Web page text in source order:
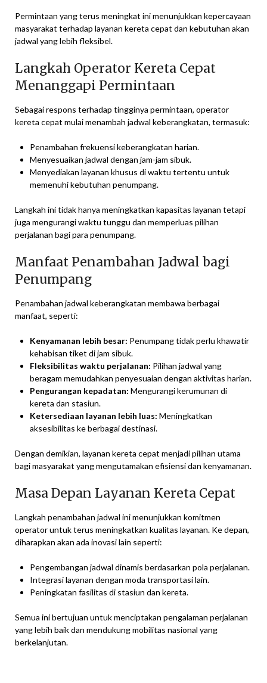
Permintaan yang terus meningkat ini menunjukkan kepercayaan
masyarakat terhadap layanan kereta cepat dan kebutuhan akan
jadwal yang lebih fleksibel.
Langkah Operator Kereta Cepat
Menanggapi Permintaan
Sebagai respons terhadap tingginya permintaan, operator
kereta cepat mulai menambah jadwal keberangkatan, termasuk:
Penambahan frekuensi keberangkatan harian.
Menyesuaikan jadwal dengan jam-jam sibuk.
Menyediakan layanan khusus di waktu tertentu untuk
memenuhi kebutuhan penumpang.
Langkah ini tidak hanya meningkatkan kapasitas layanan tetapi
juga mengurangi waktu tunggu dan memperluas pilihan
perjalanan bagi para penumpang.
Manfaat Penambahan Jadwal bagi
Penumpang
Penambahan jadwal keberangkatan membawa berbagai
manfaat, seperti:
Kenyamanan lebih besar: Penumpang tidak perlu khawatir
kehabisan tiket di jam sibuk.
Fleksibilitas waktu perjalanan: Pilihan jadwal yang
beragam memudahkan penyesuaian dengan aktivitas harian.
Pengurangan kepadatan: Mengurangi kerumunan di
kereta dan stasiun.
Ketersediaan layanan lebih luas: Meningkatkan
aksesibilitas ke berbagai destinasi.
Dengan demikian, layanan kereta cepat menjadi pilihan utama
bagi masyarakat yang mengutamakan efisiensi dan kenyamanan.
Masa Depan Layanan Kereta Cepat
Langkah penambahan jadwal ini menunjukkan komitmen
operator untuk terus meningkatkan kualitas layanan. Ke depan,
diharapkan akan ada inovasi lain seperti:
Pengembangan jadwal dinamis berdasarkan pola perjalanan.
Integrasi layanan dengan moda transportasi lain.
Peningkatan fasilitas di stasiun dan kereta.
Semua ini bertujuan untuk menciptakan pengalaman perjalanan
yang lebih baik dan mendukung mobilitas nasional yang
berkelanjutan.